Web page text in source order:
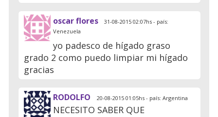
oscar flores 31-08-2015 02:07hs - país:
Venezuela
yo padesco de hígado graso
grado 2 como puedo limpiar mi hígado
gracias
RODOLFO 20-08-2015 01:05hs - país: Argentina
NECESITO SABER QUE